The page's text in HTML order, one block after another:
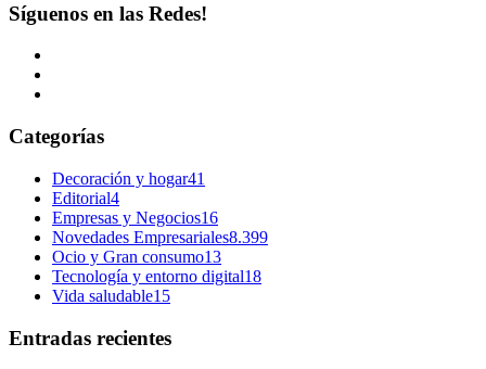
Síguenos en las Redes!
Categorías
Decoración y hogar41
Editorial4
Empresas y Negocios16
Novedades Empresariales8.399
Ocio y Gran consumo13
Tecnología y entorno digital18
Vida saludable15
Entradas recientes